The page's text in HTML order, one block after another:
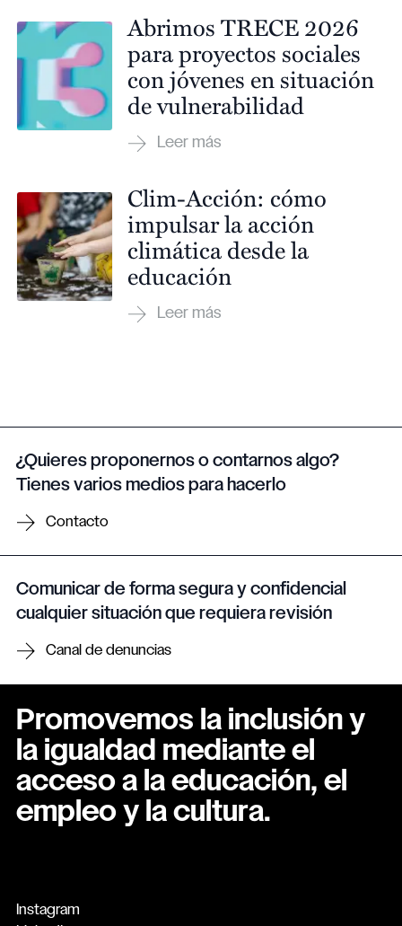
Abrimos TRECE 2026
para proyectos sociales
con jóvenes en situación
de vulnerabilidad
Clim-Acción: cómo
impulsar la acción
climática desde la
educación
¿Quieres proponernos o contarnos algo?
Tienes varios medios para hacerlo
Contacto
Comunicar de forma segura y confidencial
cualquier situación que requiera revisión
Canal de denuncias
Promovemos la inclusión y
la igualdad mediante el
acceso a la educación, el
empleo y la cultura.
Instagram